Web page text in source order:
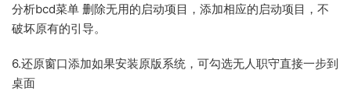
分析bcd菜单 删除无用的启动项目，添加相应的启动项目，不
破坏原有的引导。
6.还原窗口添加如果安装原版系统，可勾选无人职守直接一步到
桌面